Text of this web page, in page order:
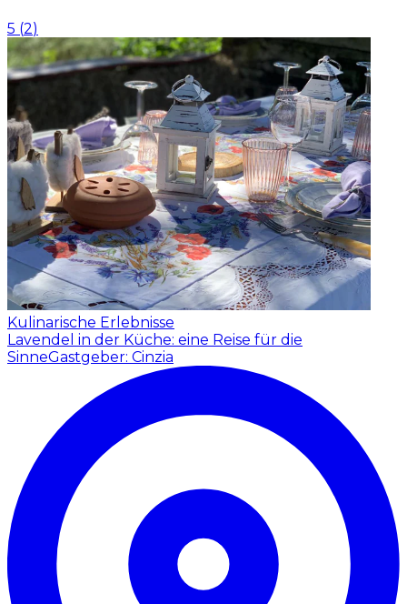
5 (2)
Kulinarische Erlebnisse
Lavendel in der Küche: eine Reise für die
SinneGastgeber: Cinzia